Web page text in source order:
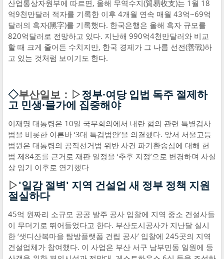
산업통상자원부에 따르면, 올해 무역수지(貿易收支)는 1월 18
억9천만달러 적자를 기록한 이후 4개월 연속 매월 43억~69억
달러의 흑자(黑字)를 기록했다. 한국은행은 올해 흑자 규모를
820억달러로 전망하고 있다. 지난해 990억4천만달러와 비교
할 때 크게 줄어든 수치지만, 한국 경제가 그 나름 선전(善戰)하
고 있는 것처럼 보이기도 한다.
◇부산일보：▷정부·여당 입법 독주 절제하
고 민생·물가에 집중해야
이재명 대통령은 10일 국무회의에서 내란 혐의 관련 특별검사
법을 비롯한 이른바 ‘3대 특검법안’을 의결했다. 앞서 서울고등
법원은 대통령의 공직선거법 위반 사건 파기환송심에 대해 헌
법 제84조를 근거로 재판 일정을 ‘추후 지정’으로 변경하며 사실
상 임기 이후로 연기했다
▷'일감 절벽' 지역 건설업 새 정부 정책 지원
절실하다
45억 원짜리 소규모 공공 발주 공사 입찰에 지역 중소 건설사들
이 무더기로 뛰어들었다고 한다. 부산도시공사가 지난달 실시
한 ‘샛디산복마을 탐방플랫폼 건립 공사’ 입찰에 245곳의 지역
건설업체가 참여했다. 이 사업은 부산 서구 남부민동 일원에 등